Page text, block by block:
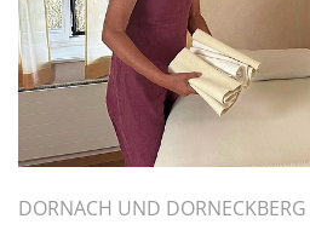
DORNACH UND DORNECKBERG